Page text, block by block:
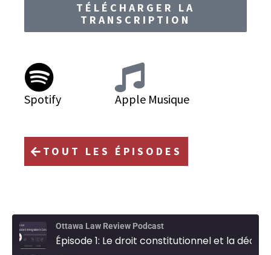
TÉLÉCHARGER LA
TRANSCRIPTION
Spotify Apple Musique
TOUT LES ÉPISODES
Ottawa Law Review Podcast